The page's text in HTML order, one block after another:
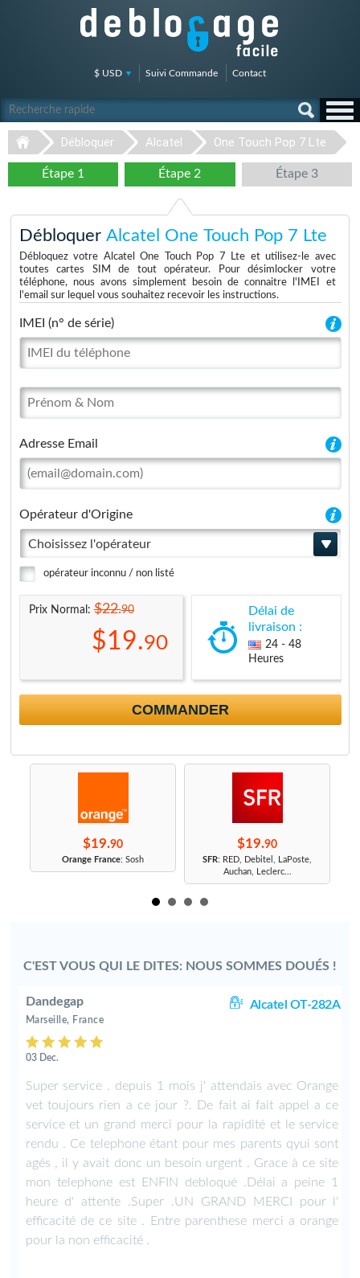
$ USD Suivi Commande Contact
Débloquer Alcatel One Touch Pop 7 Lte
Étape 1 Étape 2 Étape 3
Débloquer Alcatel One Touch Pop 7 Lte
Débloquez votre Alcatel One Touch Pop 7 Lte et utilisez-le avec
toutes cartes SIM de tout opérateur. Pour désimlocker votre
téléphone, nous avons simplement besoin de connaitre l'IMEI et
l'email sur lequel vous souhaitez recevoir les instructions.
IMEI (n° de série)
Adresse Email
Opérateur d'Origine
Choisissez l'opérateur
opérateur inconnu / non listé
Prix Normal:$22.90
$19.90
Délai de
livraison :
24 - 48
Heures
COMMANDER
$19.90
Orange France: Sosh
$19.90
SFR: RED, Debitel, LaPoste,
Auchan, Leclerc...
C'EST VOUS QUI LE DITES: NOUS SOMMES DOUÉS !
Dandegap Alcatel OT-282A
Marseille, France
03 Dec.
Super service . depuis 1 mois j' attendais avec Orange
vet toujours rien a ce jour ?. De fait ai fait appel a ce
service et un grand merci pour la rapidité et le service
rendu . Ce telephone étant pour mes parents qyui sont
agés , il y avait donc un besoin urgent . Grace à ce site
mon telephone est ENFIN debloqué .Délai a peine 1
heure d' attente .Super .UN GRAND MERCI pour l'
efficacité de ce site . Entre parenthese merci a orange
pour la non efficacité .